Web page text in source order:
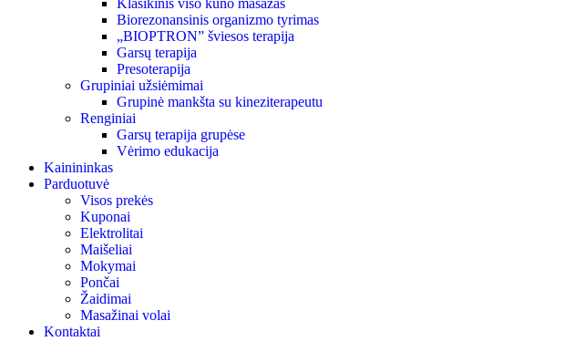
Klasikinis viso kūno masažas
Biorezonansinis organizmo tyrimas
„BIOPTRON” šviesos terapija
Garsų terapija
Presoterapija
Grupiniai užsiėmimai
Grupinė mankšta su kineziterapeutu
Renginiai
Garsų terapija grupėse
Vėrimo edukacija
Kainininkas
Parduotuvė
Visos prekės
Kuponai
Elektrolitai
Maišeliai
Mokymai
Pončai
Žaidimai
Masažinai volai
Kontaktai